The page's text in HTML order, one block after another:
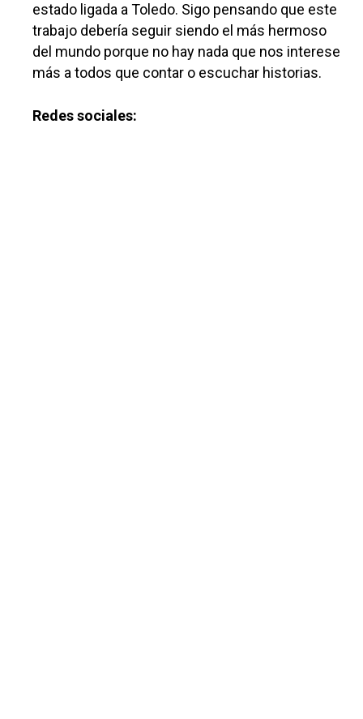
estado ligada a Toledo. Sigo pensando que este
trabajo debería seguir siendo el más hermoso
del mundo porque no hay nada que nos interese
más a todos que contar o escuchar historias.
Redes sociales:
Castilla-La
Ciudad Real
Sanidad
Economía